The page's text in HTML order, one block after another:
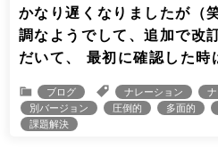
かなり遅くなりましたが
調なようでして、追加で改
だいて、 最初に確認した時
ブログ ナレーション
別バージョン
圧倒的 多面的
課題解決